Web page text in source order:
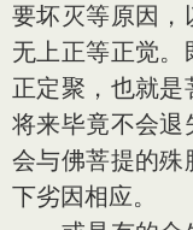
要坏灭等原因
无上正等正觉
正定聚，也就是
将来毕竟不会退
会与佛菩提的殊
下劣因相应。